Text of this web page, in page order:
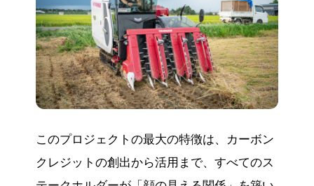
このプロジェクトの最大の特徴は、カーボン
クレジットの創出から活用まで、すべてのス